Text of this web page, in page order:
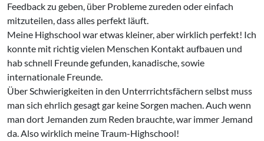
Feedback zu geben, über Probleme zureden oder einfach
mitzuteilen, dass alles perfekt läuft.
Meine Highschool war etwas kleiner, aber wirklich perfekt! Ich
konnte mit richtig vielen Menschen Kontakt aufbauen und
hab schnell Freunde gefunden, kanadische, sowie
internationale Freunde.
Über Schwierigkeiten in den Unterrrichtsfächern selbst muss
man sich ehrlich gesagt gar keine Sorgen machen. Auch wenn
man dort Jemanden zum Reden brauchte, war immer Jemand
da. Also wirklich meine Traum-Highschool!